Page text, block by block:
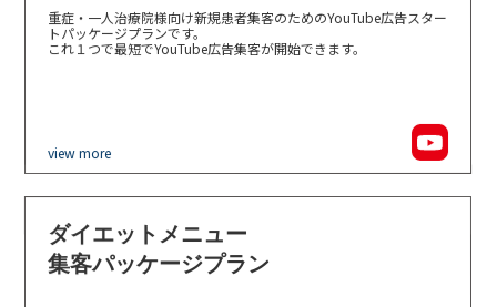
重症・一人治療院様向け新規患者集客のためのYouTube広告スター
トパッケージプランです。
これ１つで最短でYouTube広告集客が開始できます。
view more
ダイエットメニュー
集客パッケージプラン